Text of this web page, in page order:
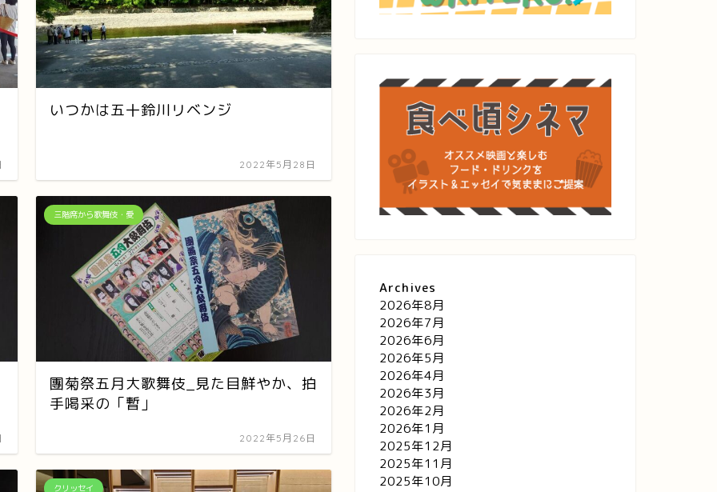
いつかは五十鈴川リベンジ
2022年5月28日
三階席から歌舞伎・愛
團菊祭五月大歌舞伎_見た目鮮やか、拍
手喝采の「暫」
2022年5月26日
クリッセイ
Archives
2026年8月
2026年7月
2026年6月
2026年5月
2026年4月
2026年3月
2026年2月
2026年1月
2025年12月
2025年11月
2025年10月